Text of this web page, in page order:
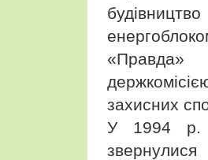
«Правда»
захисних
У 1994 р.